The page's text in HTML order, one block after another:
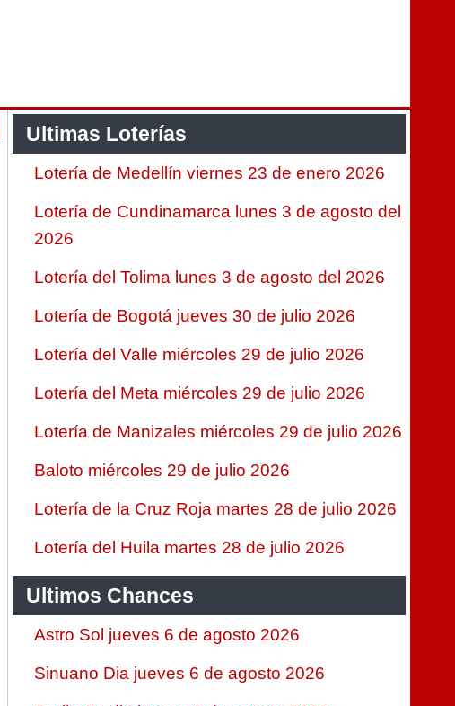
Ultimas Loterías
Lotería de Medellín viernes 23 de enero 2026
Lotería de Cundinamarca lunes 3 de agosto del
2026
Lotería del Tolima lunes 3 de agosto del 2026
Lotería de Bogotá jueves 30 de julio 2026
Lotería del Valle miércoles 29 de julio 2026
Lotería del Meta miércoles 29 de julio 2026
Lotería de Manizales miércoles 29 de julio 2026
Baloto miércoles 29 de julio 2026
Lotería de la Cruz Roja martes 28 de julio 2026
Lotería del Huila martes 28 de julio 2026
Ultimos Chances
Astro Sol jueves 6 de agosto 2026
Sinuano Dia jueves 6 de agosto 2026